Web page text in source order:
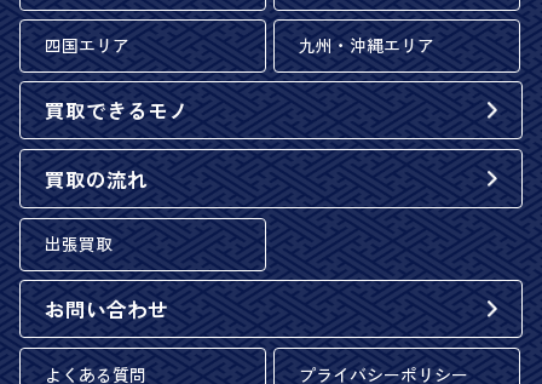
四国エリア 九州・沖縄エリア
買取できるモノ
買取の流れ
出張買取
お問い合わせ
よくある質問 プライバシーポリシー